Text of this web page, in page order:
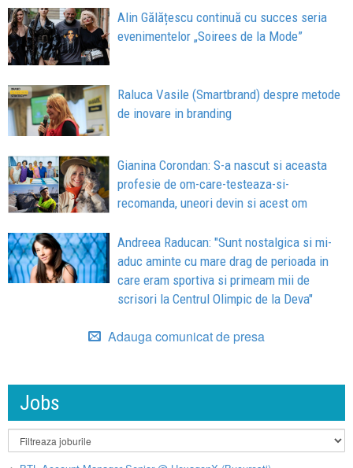
Alin Gălățescu continuă cu succes seria
evenimentelor „Soirees de la Mode”
Raluca Vasile (Smartbrand) despre metode
de inovare in branding
Gianina Corondan: S-a nascut si aceasta
profesie de om-care-testeaza-si-
recomanda, uneori devin si acest om
Andreea Raducan: "Sunt nostalgica si mi-
aduc aminte cu mare drag de perioada in
care eram sportiva si primeam mii de
scrisori la Centrul Olimpic de la Deva"
Adauga comunicat de presa
Jobs